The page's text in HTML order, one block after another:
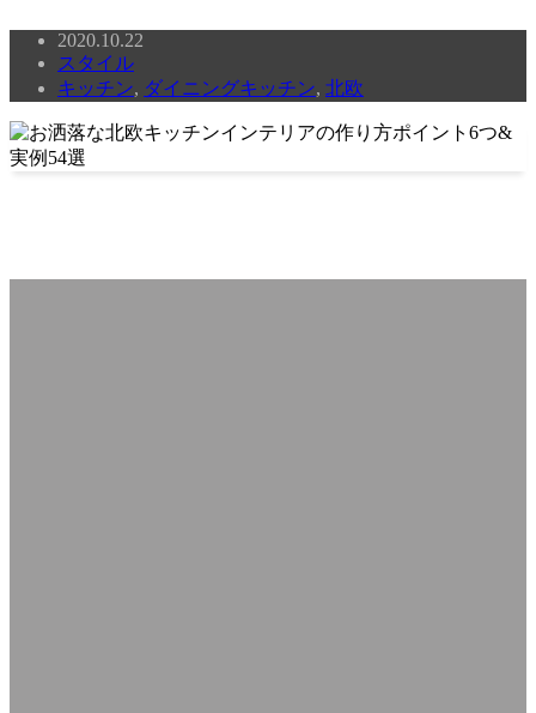
2020.10.22
スタイル
キッチン, ダイニングキッチン, 北欧